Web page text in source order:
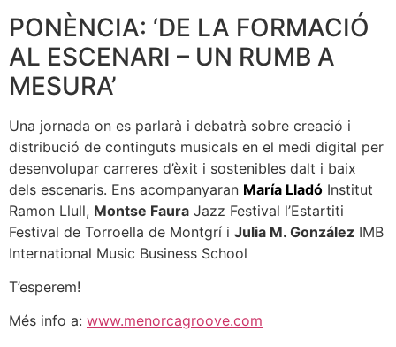
PONÈNCIA: ‘DE LA FORMACIÓ
AL ESCENARI – UN RUMB A
MESURA’
Una jornada on es parlarà i debatrà sobre creació i
distribució de continguts musicals en el medi digital per
desenvolupar carreres d’èxit i sostenibles dalt i baix
dels escenaris. Ens acompanyaran María Lladó Institut
Ramon Llull, Montse Faura Jazz Festival l’Estartiti
Festival de Torroella de Montgrí i Julia M. González IMB
International Music Business School
T’esperem!
Més info a: www.menorcagroove.com